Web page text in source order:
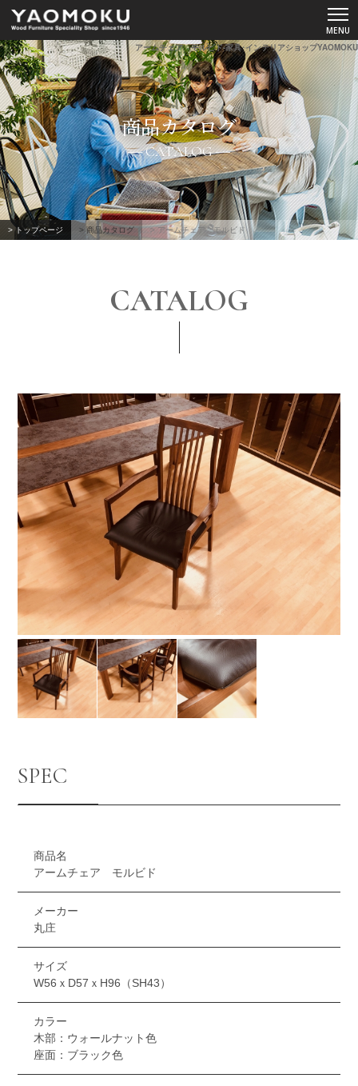
ショールーム
YAOMOKUについて
商品カタログ
スペシャルコンテンツ
アームチェア モルビド-家具･インテリアショップYAOMOKU
商品カタログ
CATALOG
> トップページ > 商品カタログ > アームチェア モルビド
CATALOG
SPEC
商品名
アームチェア モルビド
メーカー
丸庄
サイズ
W56ｘD57ｘH96（SH43）
カラー
木部：ウォールナット色
座面：ブラック色